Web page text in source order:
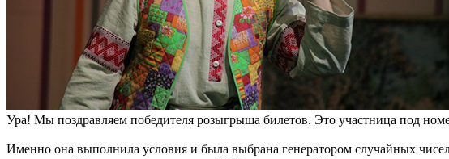
Ура! Мы поздравляем победителя розыгрыша билетов. Это участница под
Именно она выполнила условия и была выбрана генератором случайных